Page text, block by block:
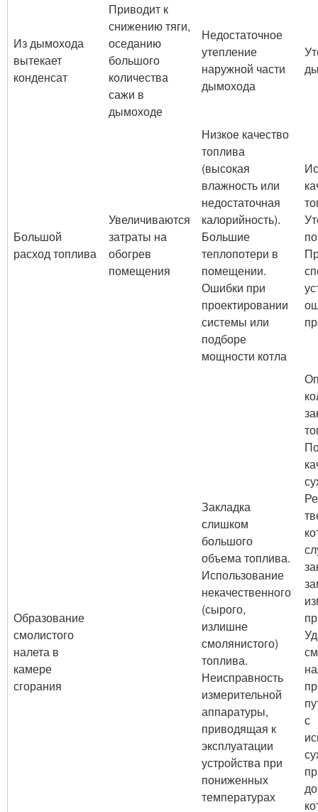
Из дымохода
вытекает
конденсат
Приводит к
снижению тяги,
оседанию
большого
количества
сажи в
дымоходе
Недостаточное
утепление
наружной части
дымохода
Большой
расход топлива
Увеличиваются
затраты на
обогрев
помещения
Низкое качество
топлива
(высокая
влажность или
недостаточная
калорийность).
Большие
теплопотери в
помещении.
Ошибки при
проектировании
системы или
подборе
мощности котла
Образование
смолистого
налета в
камере
сгорания
Закладка
слишком
большого
объема топлива.
Использование
некачественного
(сырого,
излишне
смолянистого)
топлива.
Неисправность
измерительной
аппаратуры,
приводящая к
эксплуатации
устройства при
пониженных
температурах
с